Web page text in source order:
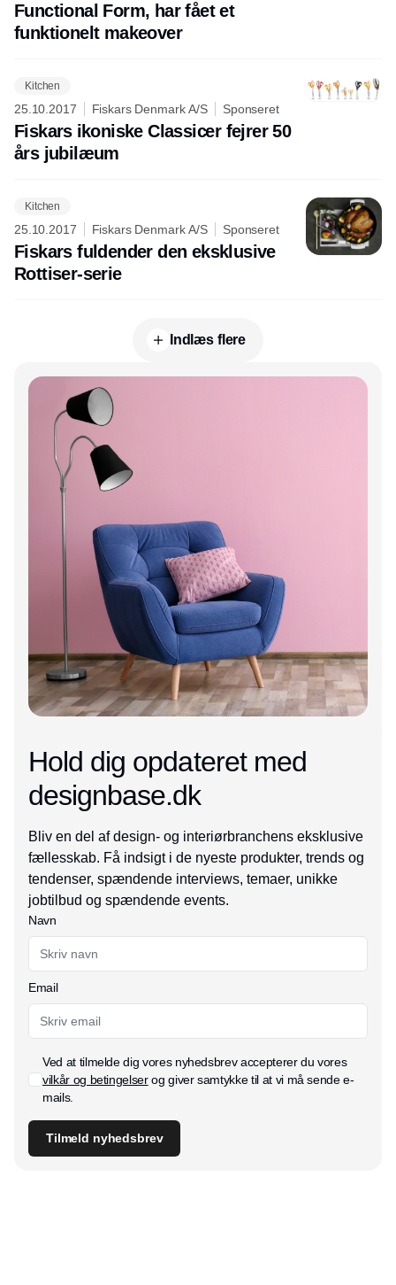
Functional Form, har fået et
funktionelt makeover
Kitchen
25.10.2017 Fiskars Denmark A/S Sponseret
Fiskars ikoniske Classicer fejrer 50
års jubilæum
Kitchen
25.10.2017 Fiskars Denmark A/S Sponseret
Fiskars fuldender den eksklusive
Rottiser-serie
Indlæs flere
Hold dig opdateret med
designbase.dk
Bliv en del af design- og interiørbranchens eksklusive
fællesskab. Få indsigt i de nyeste produkter, trends og
tendenser, spændende interviews, temaer, unikke
jobtilbud og spændende events.
Navn
Email
Ved at tilmelde dig vores nyhedsbrev accepterer du vores
vilkår og betingelserog giver samtykke til at vi må sende e-
mails.
Tilmeld nyhedsbrev